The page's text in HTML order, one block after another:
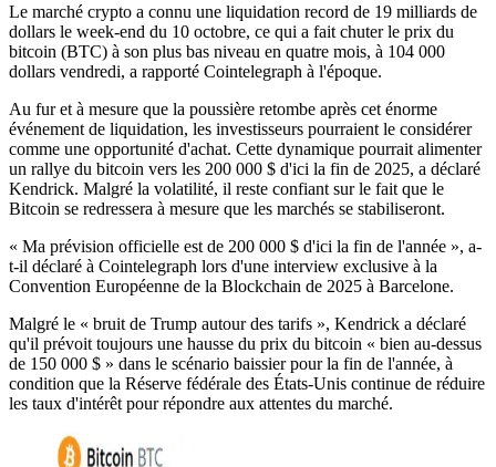
Le marché crypto a connu une liquidation record de 19 milliards de
dollars le week-end du 10 octobre, ce qui a fait chuter le prix du
bitcoin (BTC) à son plus bas niveau en quatre mois, à 104 000
dollars vendredi, a rapporté Cointelegraph à l'époque.
Au fur et à mesure que la poussière retombe après cet énorme
événement de liquidation, les investisseurs pourraient le considérer
comme une opportunité d'achat. Cette dynamique pourrait alimenter
un rallye du bitcoin vers les 200 000 $ d'ici la fin de 2025, a déclaré
Kendrick. Malgré la volatilité, il reste confiant sur le fait que le
Bitcoin se redressera à mesure que les marchés se stabiliseront.
« Ma prévision officielle est de 200 000 $ d'ici la fin de l'année », a-
t-il déclaré à Cointelegraph lors d'une interview exclusive à la
Convention Européenne de la Blockchain de 2025 à Barcelone.
Malgré le « bruit de Trump autour des tarifs », Kendrick a déclaré
qu'il prévoit toujours une hausse du prix du bitcoin « bien au-dessus
de 150 000 $ » dans le scénario baissier pour la fin de l'année, à
condition que la Réserve fédérale des États-Unis continue de réduire
les taux d'intérêt pour répondre aux attentes du marché.